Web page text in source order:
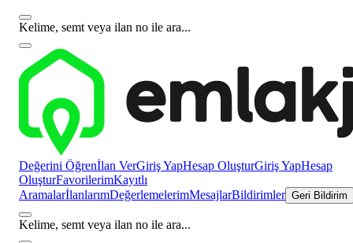
Kelime, semt veya ilan no ile ara...
Değerini Öğrenİlan VerGiriş YapHesap OluşturGiriş YapHesap
OluşturFavorilerimKayıtlı
AramalarİlanlarımDeğerlemelerimMesajlarBildirimler Geri Bildirim
Kelime, semt veya ilan no ile ara...